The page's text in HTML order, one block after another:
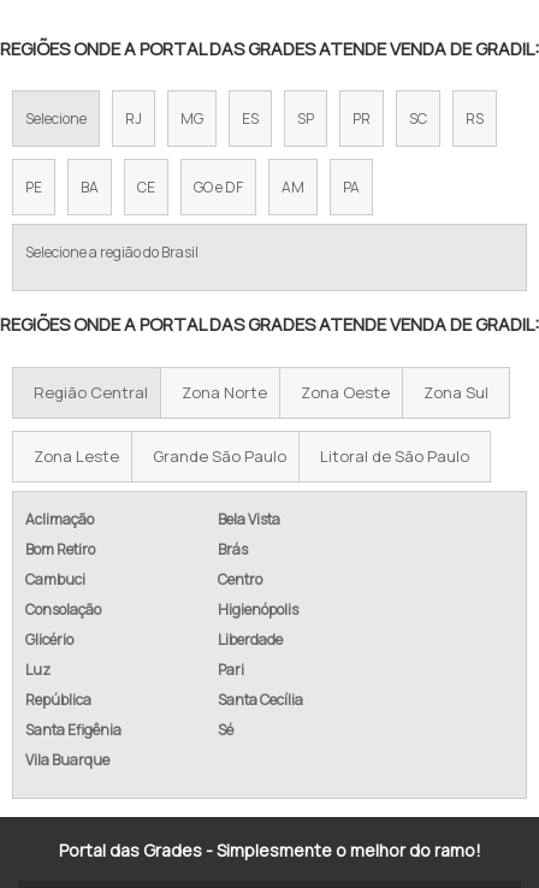
GRADE GALVANIZADA PREÇO
GRADE DE ALUMINIO SOB MEDIDA
GRADE PISO GALVANIZADA PREÇO
PREÇO GRADIL DE FERRO
GRADIL PARA CERCAMENTO PREÇO
GRADEAMENTOS PARA MUROS EM ALUMÍNIO
GRADIL DE ALUMÍNIO E VIDRO
GRADIL DE ALUMÍNIO EM PE
GRADIL ALUMINIO BRANCO SP
COMPRAR GRADIL DE ALUMÍNIO BRANCO
GRADIL DE ALUMÍNIO E VIDRO PREÇO
GRADIL DE ALUMÍNIO EM PÉ VALOR
COMPRAR GRADIL EM ALUMÍNIO
GRADIL DE ALUMÍNIO ANODIZADO EM SP
REGIÕES ONDE A PORTAL DAS GRADES ATENDE VENDA DE GRADIL:
Selecione RJ MG ES SP PR SC RS
PE BA CE GO e DF AM PA
Selecione a região do Brasil
REGIÕES ONDE A PORTAL DAS GRADES ATENDE VENDA DE GRADIL:
Região Central Zona Norte Zona Oeste Zona Sul
Zona Leste Grande São Paulo Litoral de São Paulo
Aclimação
Bela Vista
Bom Retiro
Brás
Cambuci
Centro
Consolação
Higienópolis
Glicério
Liberdade
Luz
Pari
República
Santa Cecília
Santa Efigênia
Sé
Vila Buarque
Portal das Grades - Simplesmente o melhor do ramo!